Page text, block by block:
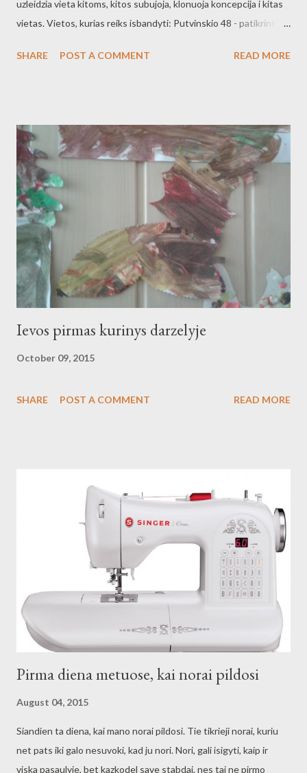
uzleidzia vieta kitoms, kitos subujoja, klonuoja koncepcija i kitas
vietas. Vietos, kurias reiks isbandyti: Putvinskio 48 - patikrinti
meksikietiska tema Dia - visai salia namu Tegu daugiau dyksta
SHARE POST A COMMENT READ MORE
Ievos pirmas kurinys darzelyje
October 09, 2015
SHARE POST A COMMENT READ MORE
Pirma diena metuose, kai norai pildosi
August 04, 2015
Siandien ta diena, kai mano norai pildosi. Tie tikrieji norai, kuriu
net pats iki galo nesuvoki, kad ju nori. Nori, gali isigyti, kaip ir
viska pasaulyje, bet kazkodel save stabdai, nes tai ne pirmo